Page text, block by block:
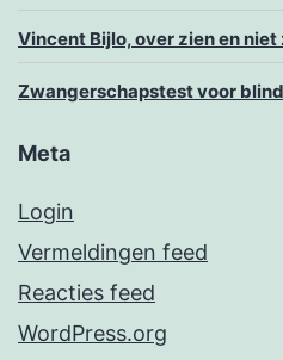
Vincent Bijlo, over zien en
Zwangerschapstest voor
Meta
Login
Vermeldingen feed
Reacties feed
WordPress.org